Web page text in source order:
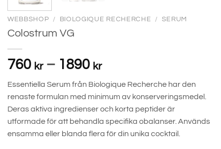
WEBBSHOP / BIOLOGIQUE RECHERCHE / SERUM
Colostrum VG
760 kr – 1890 krPrisintervall:
760 kr
till
1890 kr
Essentiella Serum från Biologique Recherche har den
renaste formulan med minimum av konserveringsmedel.
Deras aktiva ingredienser och korta peptider är
utformade för att behandla specifika obalanser. Används
ensamma eller blanda flera för din unika cocktail.